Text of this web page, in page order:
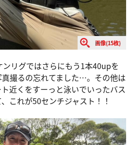
画像(15枚)
リグではさらにもう1本40upを
撮るの忘れてました…。その他は
近くをすーっと泳いでいったバス
これが50センチジャスト！！